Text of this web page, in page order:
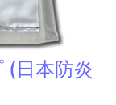
(日本防炎